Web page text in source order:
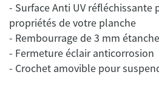
- Surface Anti UV réfléchissante
propriétés de votre planche
- Rembourrage de 3 mm étanche
- Fermeture éclair anticorrosion
- Crochet amovible pour